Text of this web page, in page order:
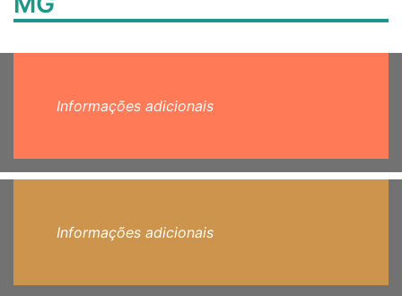
Informações adicionais
Informações adicionais